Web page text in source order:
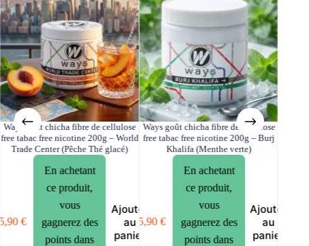
Ways goût chicha fibre de cellulose
free tabac free nicotine 200g – World
Trade Center (Pêche Thé glacé)
€
En achetant
ce produit,
vous
gagnerez des
points dans
Ajouter
au
panier
Ways goût chicha fibre de cellulose
free tabac free nicotine 200g – Burj
Khalifa (Menthe verte)
15,90€
En achetant
ce produit,
vous
gagnerez des
points dans
Ajouter
au
panier
15,90